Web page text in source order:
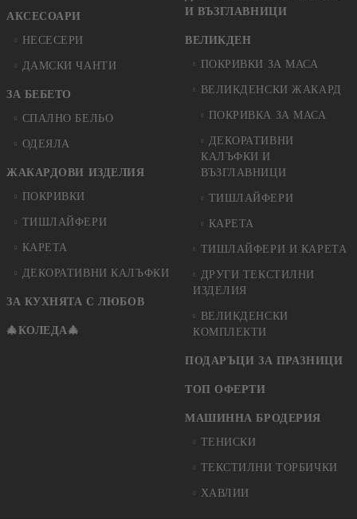
АКСЕСОАРИ
НЕСЕСЕРИ
ДАМСКИ ЧАНТИ
ЗА БЕБЕТО
СПАЛНО БЕЛЬО
ОДЕЯЛА
ЖАКАРДОВИ ИЗДЕЛИЯ
ПОКРИВКИ
ТИШЛАЙФЕРИ
КАРЕТА
ДЕКОРАТИВНИ КАЛЪФКИ
ЗА КУХНЯТА С ЛЮБОВ
🎄КОЛЕДА🎄
И ВЪЗГЛАВНИЦИ
ВЕЛИКДЕН
ПОКРИВКИ ЗА МАСА
ВЕЛИКДЕНСКИ ЖАКАРД
ПОКРИВКА ЗА МАСА
ДЕКОРАТИВНИ
КАЛЪФКИ И
ВЪЗГЛАВНИЦИ
ТИШЛАЙФЕРИ
КАРЕТА
ТИШЛАЙФЕРИ И КАРЕТА
ДРУГИ ТЕКСТИЛНИ
ИЗДЕЛИЯ
ВЕЛИКДЕНСКИ
КОМПЛЕКТИ
ПОДАРЪЦИ ЗА ПРАЗНИЦИ
ТОП ОФЕРТИ
МАШИННА БРОДЕРИЯ
ТЕНИСКИ
ТЕКСТИЛНИ ТОРБИЧКИ
ХАВЛИИ